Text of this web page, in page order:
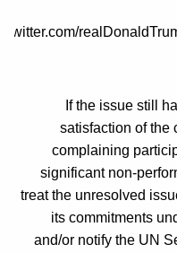
twitter.com/
….." If the issue
satisfaction of the
complaining
significant non-
treat the unresolved
its commitments
and/or notify the UN